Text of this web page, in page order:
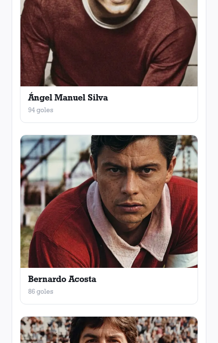
Ángel Manuel Silva
94 goles
Bernardo Acosta
86 goles